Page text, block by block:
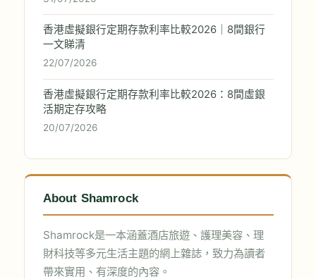
香港虛擬銀行定期存款利率比較2026｜8間銀行
一文睇清
22/07/2026
香港虛擬銀行定期存款利率比較2026：8間虛銀
活期定存攻略
20/07/2026
About Shamrock
Shamrock是一本涵蓋酒店旅遊、護理美容、理
財科技等多元生活主題的網上雜誌，致力為讀者
帶來實用、有深度的內容。